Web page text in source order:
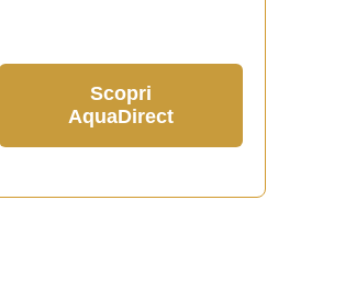
Scopri
AquaDirect